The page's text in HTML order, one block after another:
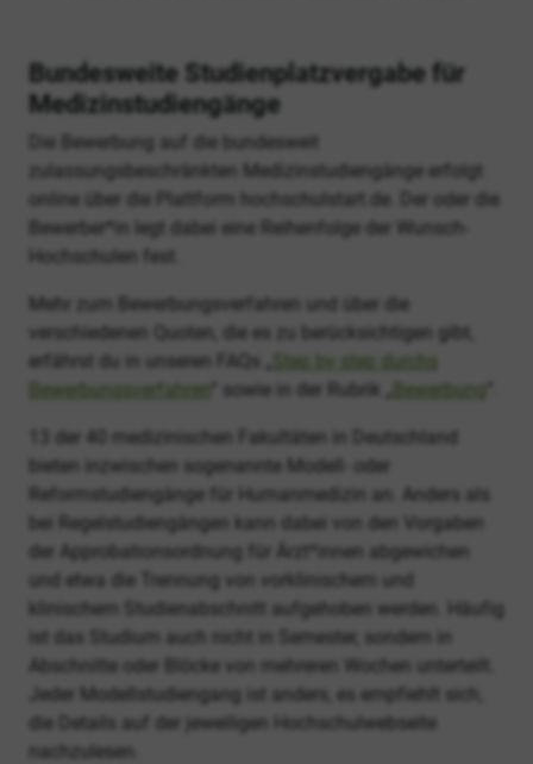
Bundesweite Studienplatzvergabe für
Medizinstudiengänge
Die Bewerbung auf die bundesweit
zulassungsbeschränkten Medizinstudiengänge erfolgt
online über die Plattform hochschulstart.de. Der oder die
Bewerber*in legt dabei eine Reihenfolge der Wunsch-
Hochschulen fest.
Mehr zum Bewerbungsverfahren und über die
verschiedenen Quoten, die es zu berücksichtigen gibt,
erfährst du in unseren FAQs „
Step by step durchs
Bewerbungsverfahren
“ sowie in der Rubrik „ Bewerbung
13 der 40 medizinischen Fakultäten in Deutschland
bieten inzwischen sogenannte Modell- oder
Reformstudiengänge für Humanmedizin an. Anders als
bei Regelstudiengängen kann dabei von den Vorgaben
der Approbationsordnung für Ärzt*innen abgewichen
und etwa die Trennung von vorklinischem und
klinischem Studienabschnitt aufgehoben werden. Häufig
ist das Studium auch nicht in Semester, sondern in
Abschnitte oder Blöcke von mehreren Wochen unterteilt.
Jeder Modellstudiengang ist anders, es empfiehlt sich,
die Details auf der jeweiligen Hochschulwebseite
nachzulesen.